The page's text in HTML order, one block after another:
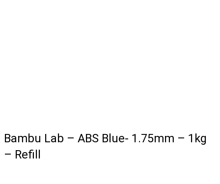
Bambu Lab – ABS Blue- 1.75mm – 1kg
– Refill